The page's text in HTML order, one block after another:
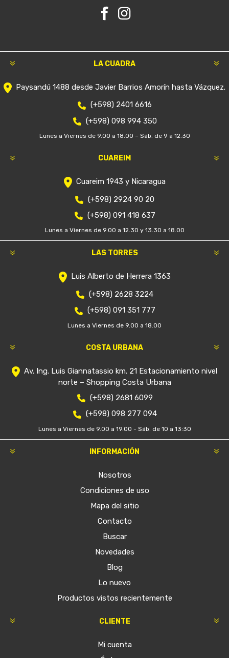
LA CUADRA
Paysandú 1488 desde Javier Barrios Amorín hasta Vázquez.
(+598) 2401 6616
(+598) 098 994 350
Lunes a Viernes de 9.00 a 18.00 – Sáb. de 9 a 12.30
CUAREIM
Cuareim 1943 y Nicaragua
(+598) 2924 90 20
(+598) 091 418 637
Lunes a Viernes de 9.00 a 12.30 y 13.30 a 18.00
LAS TORRES
Luis Alberto de Herrera 1363
(+598) 2628 3224
(+598) 091 351 777
Lunes a Viernes de 9.00 a 18.00
COSTA URBANA
Av. Ing. Luis Giannatassio km. 21 Estacionamiento nivel
norte – Shopping Costa Urbana
(+598) 2681 6099
(+598) 098 277 094
Lunes a Viernes de 9.00 a 19.00 - Sáb. de 10 a 13:30
INFORMACIÓN
Nosotros
Condiciones de uso
Mapa del sitio
Contacto
Buscar
Novedades
Blog
Lo nuevo
Productos vistos recientemente
CLIENTE
Mi cuenta